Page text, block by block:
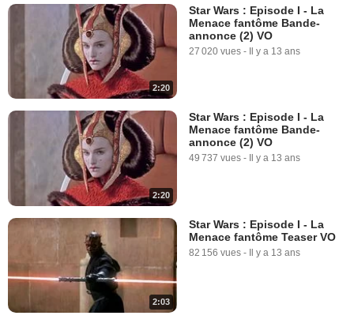
2:20
Star Wars : Episode I - La
Menace fantôme Bande-
annonce (2) VO
27 020 vues - Il y a 13 ans
2:20
Star Wars : Episode I - La
Menace fantôme Bande-
annonce (2) VO
49 737 vues - Il y a 13 ans
2:03
Star Wars : Episode I - La
Menace fantôme Teaser VO
82 156 vues - Il y a 13 ans